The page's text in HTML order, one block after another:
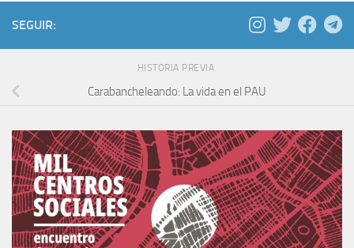
SEGUIR:
HISTORIA PREVIA
Carabancheleando: La vida en el PAU